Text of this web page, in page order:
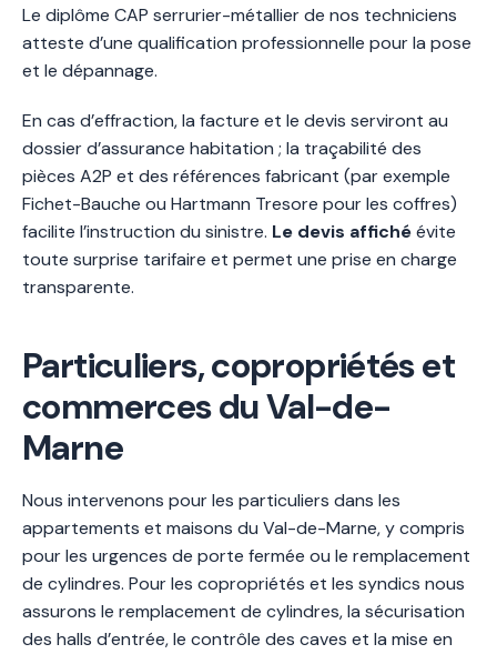
Le diplôme CAP serrurier-métallier de nos techniciens
atteste d’une qualification professionnelle pour la pose
et le dépannage.
En cas d’effraction, la facture et le devis serviront au
dossier d’assurance habitation ; la traçabilité des
pièces A2P et des références fabricant (par exemple
Fichet-Bauche ou Hartmann Tresore pour les coffres)
facilite l’instruction du sinistre. Le devis affichéévite
toute surprise tarifaire et permet une prise en charge
transparente.
Particuliers, copropriétés et
commerces du Val-de-
Marne
Nous intervenons pour les particuliers dans les
appartements et maisons du Val-de-Marne, y compris
pour les urgences de porte fermée ou le remplacement
de cylindres. Pour les copropriétés et les syndics nous
assurons le remplacement de cylindres, la sécurisation
des halls d’entrée, le contrôle des caves et la mise en